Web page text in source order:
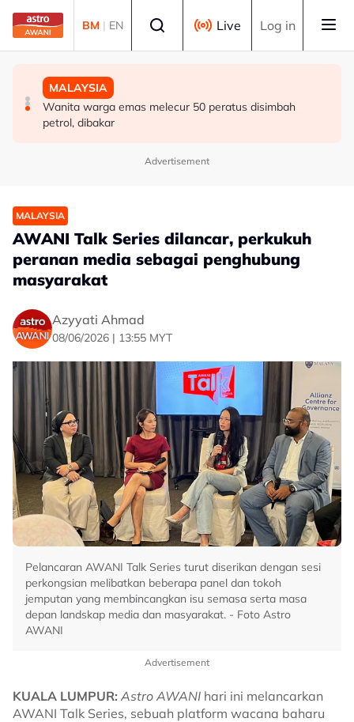
Skip to main content
BM | EN Live Log in
MALAYSIA
Berita tempatan pilihan sepanjang hari ini
DUNIA
Singapura sambut Hari Kebangsaan ke-61, NDP kembali
ke Stadium Negara
MALAYSIA
Wanita warga emas melecur 50 peratus disimbah
petrol, dibakar
Advertisement
MALAYSIA
AWANI Talk Series dilancar, perkukuh
peranan media sebagai penghubung
masyarakat
Azyyati Ahmad
08/06/2026 | 13:55 MYT
Pelancaran AWANI Talk Series turut diserikan dengan sesi
perkongsian melibatkan beberapa panel dan tokoh
jemputan yang membincangkan isu semasa serta masa
depan landskap media dan masyarakat. - Foto Astro
AWANI
Advertisement
KUALA LUMPUR: Astro AWANI hari ini melancarkan
AWANI Talk Series, sebuah platform wacana baharu